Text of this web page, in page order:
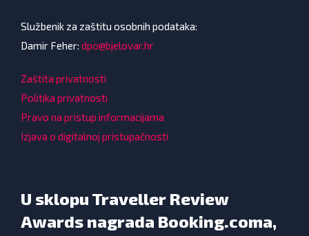
Službenik za zaštitu osobnih podataka:
Damir Feher: dpo@bjelovar.hr
Zaštita privatnosti
Politika privatnosti
Pravo na pristup informacijama
Izjava o digitalnoj pristupačnosti
U sklopu Traveller Review
Awards nagrada Booking.coma,